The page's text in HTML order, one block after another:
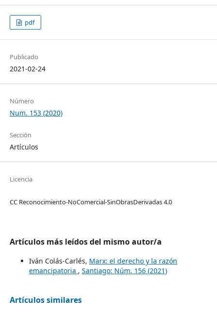
pdf
Publicado
2021-02-24
Número
Num. 153 (2020)
Sección
Artículos
Licencia
CC Reconocimiento-NoComercial-SinObrasDerivadas 4.0
Artículos más leídos del mismo autor/a
Iván Colás-Carlés, Marx: el derecho y la razón
emancipatoria , Santiago: Núm. 156 (2021)
Artículos similares